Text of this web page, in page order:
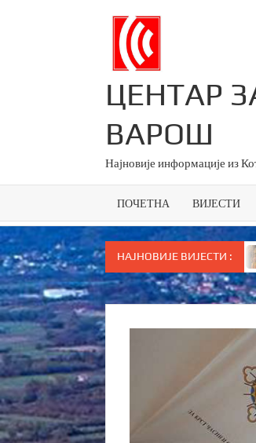
ЦЕНТАР
ВАРОШ
Најновије информације из
ПОЧЕТНА ВИЈЕСТИ
НАЈНОВИЈЕ ВИЈЕСТИ :
за све основце у Српској